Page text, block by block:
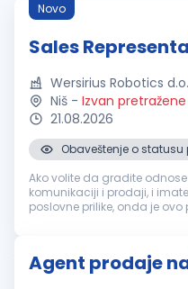
Novo
Sales
Wersirius Robotics
Niš - Izvan
21.08.2026
Obaveštenje o statusu
Ako volite da gradite
komunikaciji i prodaji, i
poslovne prilike, onda je
Agent prodaje